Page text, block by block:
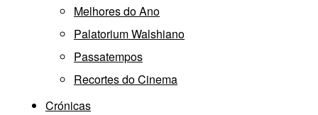
Melhores do Ano
Palatorium Walshiano
Passatempos
Recortes do Cinema
Crónicas